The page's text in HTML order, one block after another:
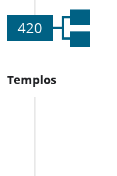
420
Templos